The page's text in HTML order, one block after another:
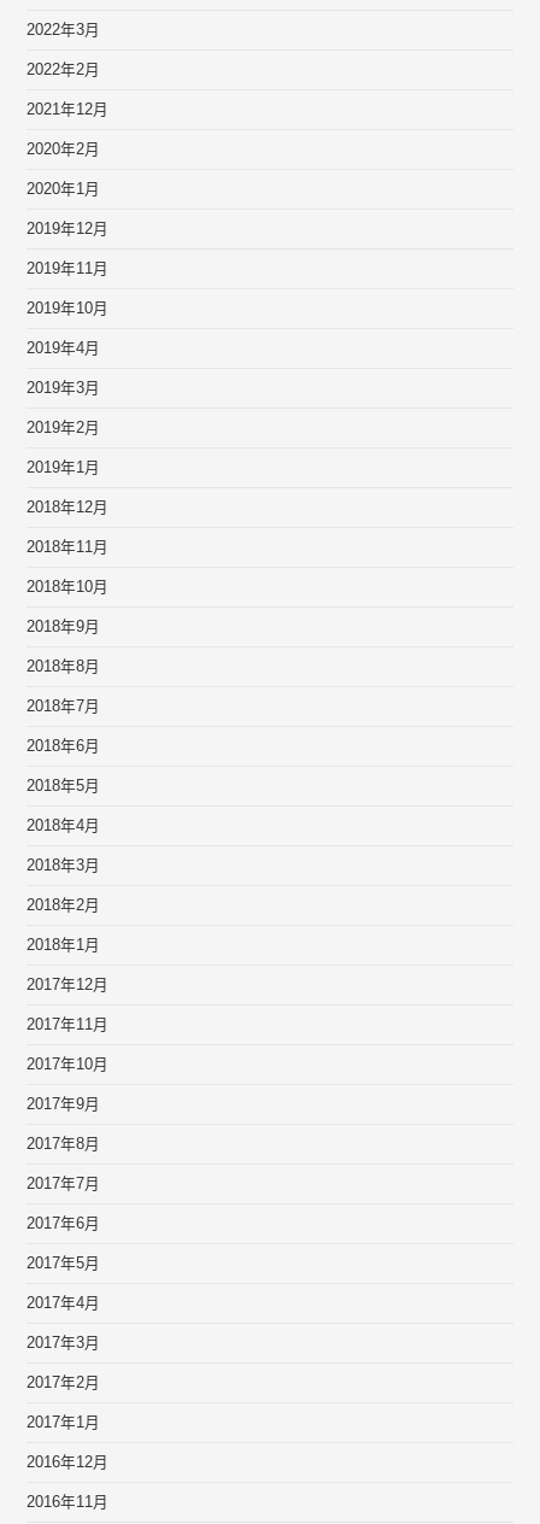
2022年3月
2022年2月
2021年12月
2020年2月
2020年1月
2019年12月
2019年11月
2019年10月
2019年4月
2019年3月
2019年2月
2019年1月
2018年12月
2018年11月
2018年10月
2018年9月
2018年8月
2018年7月
2018年6月
2018年5月
2018年4月
2018年3月
2018年2月
2018年1月
2017年12月
2017年11月
2017年10月
2017年9月
2017年8月
2017年7月
2017年6月
2017年5月
2017年4月
2017年3月
2017年2月
2017年1月
2016年12月
2016年11月